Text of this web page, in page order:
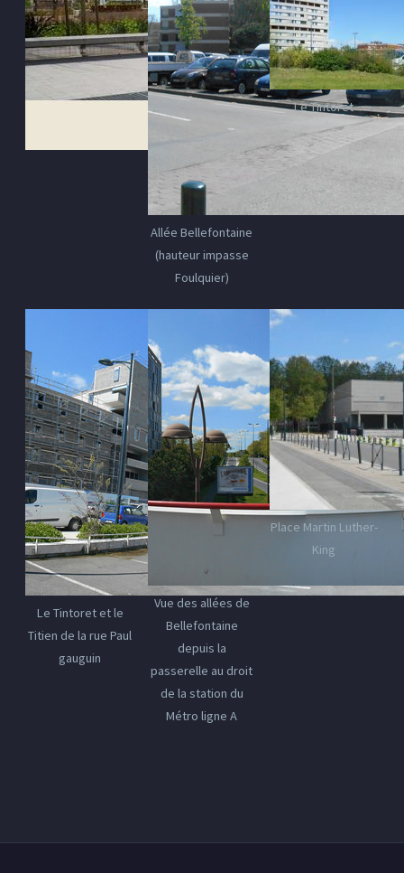
Allée Bellefontaine
(hauteur impasse
Foulquier)
Le Tintoret
Le Tintoret et le
Titien de la rue Paul
gauguin
Vue des allées de
Bellefontaine
depuis la
passerelle au droit
de la station du
Métro ligne A
Place Martin Luther-
King